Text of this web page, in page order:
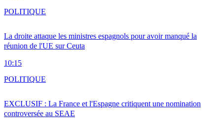
La droite attaque les ministres espagnols pour avoir manqué la
réunion de l'UE sur Ceuta
10:15
POLITIQUE
EXCLUSIF : La France et l'Espagne critiquent une nomination
controversée au SEAE
POLITIQUE